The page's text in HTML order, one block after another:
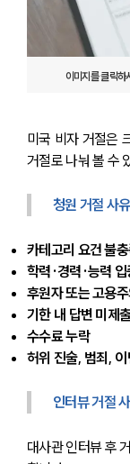
이미지를 클릭하
미국 비자 거절은
거절로 나눠 볼 수
청원 거절 사유
카테고리 요건 불
학력·경력·능력
후원자 또는 고용
기한 내 답변 미제
수수료 누락
허위 진술, 범죄,
인터뷰 거절
대사관 인터뷰 후